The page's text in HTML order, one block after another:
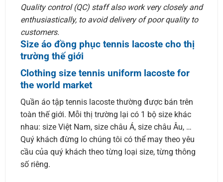
Quality control (QC) staff also work very closely and
enthusiastically, to avoid delivery of poor quality to
customers.
Size áo đồng phục tennis lacoste cho thị
trường thế giới
Clothing size tennis uniform lacoste for
the world market
Quần áo tập tennis lacoste thường được bán trên
toàn thế giới. Mỗi thị trường lại có 1 bộ size khác
nhau: size Việt Nam, size châu Á, size châu Âu, …
Quý khách đừng lo chúng tôi có thể may theo yêu
cầu của quý khách theo từng loại size, từng thông
số riêng.